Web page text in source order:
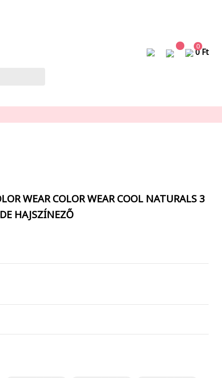
0
0 Ft
WEAR COLOR WEAR COOL NATURALS 3
HAJSZÍNEZŐ